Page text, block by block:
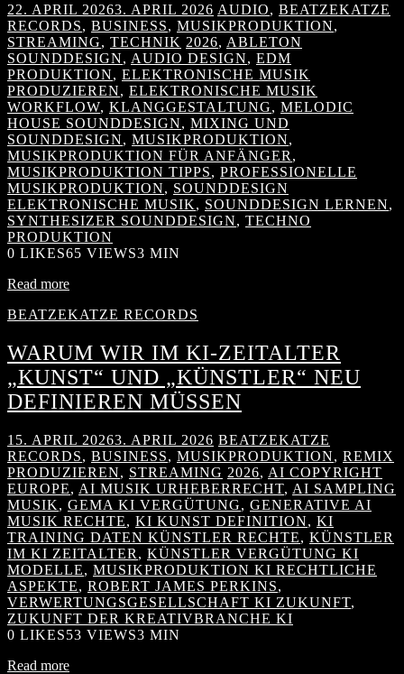
22. APRIL 20263. APRIL 2026 AUDIO, BEATZEKATZE
RECORDS, BUSINESS, MUSIKPRODUKTION,
STREAMING, TECHNIK 2026, ABLETON
SOUNDDESIGN, AUDIO DESIGN, EDM
PRODUKTION, ELEKTRONISCHE MUSIK
PRODUZIEREN, ELEKTRONISCHE MUSIK
WORKFLOW, KLANGGESTALTUNG, MELODIC
HOUSE SOUNDDESIGN, MIXING UND
SOUNDDESIGN, MUSIKPRODUKTION,
MUSIKPRODUKTION FÜR ANFÄNGER ,
MUSIKPRODUKTION TIPPS, PROFESSIONELLE
MUSIKPRODUKTION, SOUNDDESIGN
ELEKTRONISCHE MUSIK, SOUNDDESIGN LERNEN,
SYNTHESIZER SOUNDDESIGN, TECHNO
PRODUKTION
0 LIKES65 VIEWS3 MIN
Read more
BEATZEKATZE RECORDS
WARUM WIR IM KI-ZEITALTER
„KUNST“ UND „KÜNSTLER“ NEU
DEFINIEREN MÜSSEN
15. APRIL 20263. APRIL 2026 BEATZEKATZE
RECORDS, BUSINESS, MUSIKPRODUKTION, REMIX
PRODUZIEREN, STREAMING 2026, AI COPYRIGHT
EUROPE, AI MUSIK URHEBERRECHT, AI SAMPLING
MUSIK, GEMA KI VERGÜTUNG, GENERATIVE AI
MUSIK RECHTE, KI KUNST DEFINITION, KI
TRAINING DATEN KÜNSTLER RECHTE, KÜNSTLER
IM KI ZEITALTER , KÜNSTLER VERGÜTUNG KI
MODELLE, MUSIKPRODUKTION KI RECHTLICHE
ASPEKTE, ROBERT JAMES PERKINS,
VERWERTUNGSGESELLSCHAFT KI ZUKUNFT,
ZUKUNFT DER KREATIVBRANCHE KI
0 LIKES53 VIEWS3 MIN
Read more